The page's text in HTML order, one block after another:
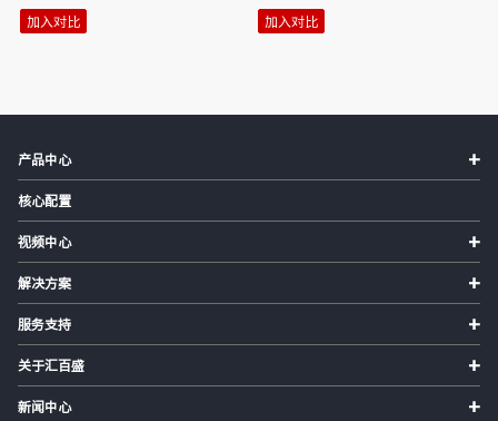
加入对比 加入对比
产品中心 +
核心配置
视频中心 +
解决方案 +
服务支持 +
关于汇百盛 +
新闻中心 +